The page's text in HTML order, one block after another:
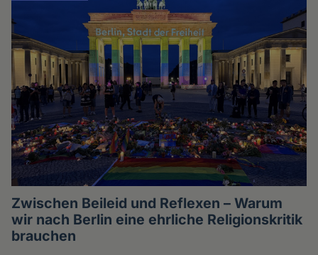
Zwischen Beileid und Reflexen – Warum
wir nach Berlin eine ehrliche Religionskritik
brauchen